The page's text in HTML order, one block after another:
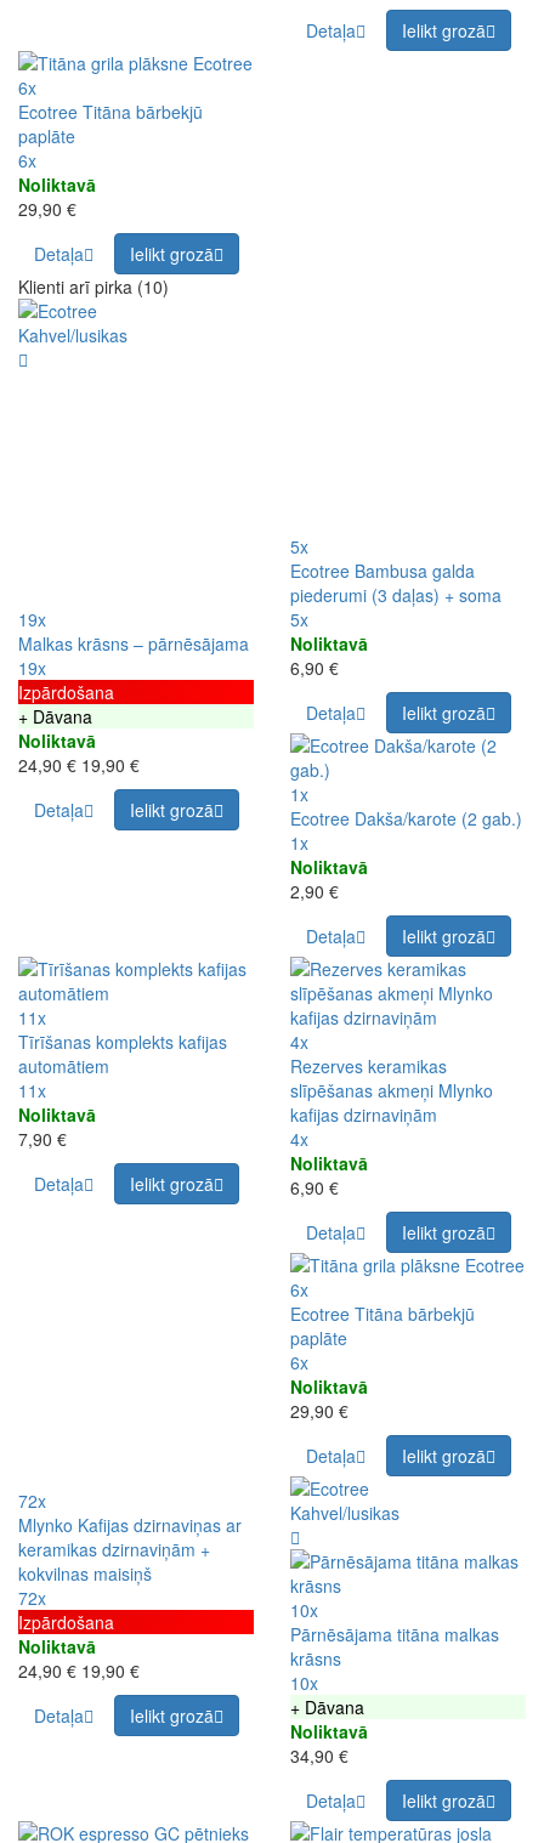
Detaļa
Ielikt grozā
6x
Ecotree Titāna bārbekjū
paplāte
6x
Noliktavā
29,90 €
Detaļa
Ielikt grozā
Klienti arī pirka (10)
19x
Malkas krāsns – pārnēsājama
19x
Izpārdošana
+ Dāvana
Noliktavā
24,90 € 19,90 €
Detaļa
Ielikt grozā
5x
Ecotree Bambusa galda
piederumi (3 daļas) + soma
5x
Noliktavā
6,90 €
Detaļa
Ielikt grozā
1x
Ecotree Dakša/karote (2 gab.)
1x
Noliktavā
2,90 €
Detaļa
Ielikt grozā
11x
Tīrīšanas komplekts kafijas
automātiem
11x
Noliktavā
7,90 €
Detaļa
Ielikt grozā
4x
Rezerves keramikas
slīpēšanas akmeņi Mlynko
kafijas dzirnaviņām
4x
Noliktavā
6,90 €
Detaļa
Ielikt grozā
72x
Mlynko Kafijas dzirnaviņas ar
keramikas dzirnaviņām +
kokvilnas maisiņš
72x
Izpārdošana
Noliktavā
24,90 € 19,90 €
Detaļa
Ielikt grozā
6x
Ecotree Titāna bārbekjū
paplāte
6x
Noliktavā
29,90 €
Detaļa
Ielikt grozā
10x
Pārnēsājama titāna malkas
krāsns
10x
+ Dāvana
Noliktavā
34,90 €
Detaļa
Ielikt grozā